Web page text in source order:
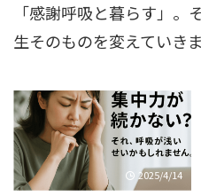
「感謝呼吸と暮らす」。
生そのものを変えていきま
2025/4/14